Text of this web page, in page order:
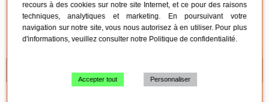
recours à des cookies sur notre site Internet, et ce pour des raisons
techniques, analytiques et marketing. En poursuivant votre
navigation sur notre site, vous nous autorisez à en utiliser. Pour plus
d'informations, veuillez consulter notre Politique de confidentialité.
Accepter tout Personnaliser